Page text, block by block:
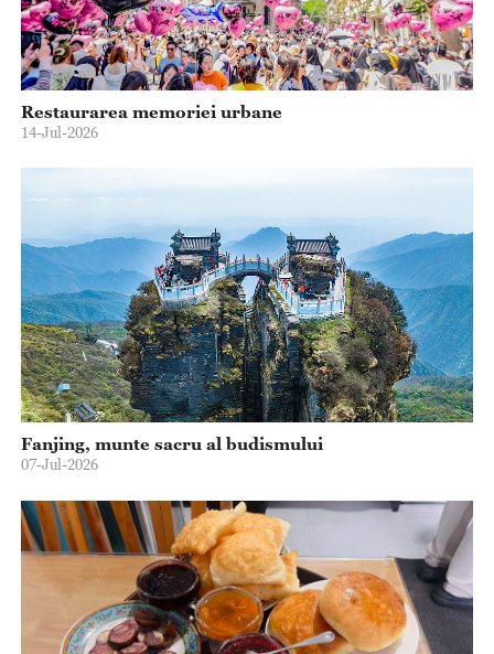
Restaurarea memoriei urbane
14-Jul-2026
Fanjing, munte sacru al budismului
07-Jul-2026